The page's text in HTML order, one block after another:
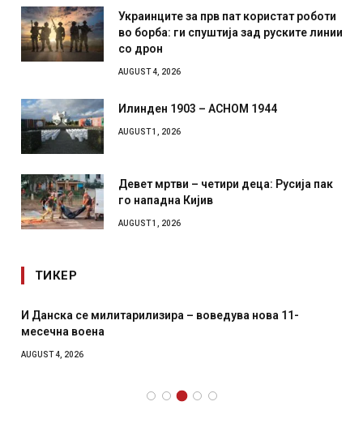
Украинците за прв пат користат роботи
во борба: ги спуштија зад руските линии
со дрон
Илинден 1903 – АСНОМ 1944
Девет мртви – четири деца: Русија пак
го нападна Кијив
Уште двајца починаа од повредите во ресторан во
главниот град на Русуија – експлозивот бил завиткан